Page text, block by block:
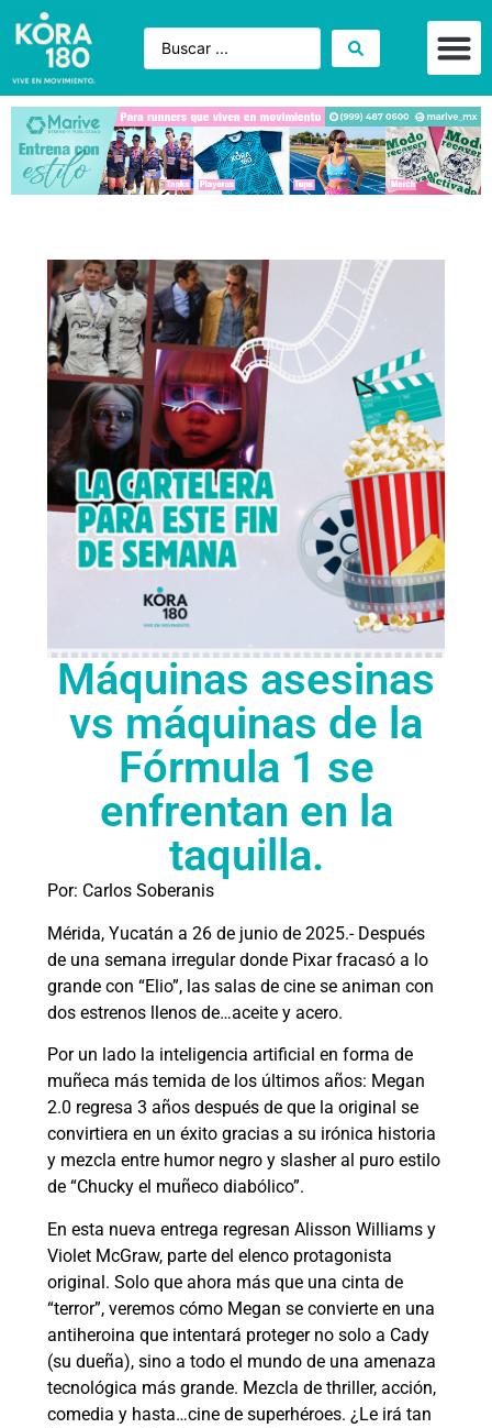
Máquinas asesinas
vs máquinas de la
Fórmula 1 se
enfrentan en la
taquilla.
Por: Carlos Soberanis
Mérida, Yucatán a 26 de junio de 2025.- Después
de una semana irregular donde Pixar fracasó a lo
grande con “Elio”, las salas de cine se animan con
dos estrenos llenos de…aceite y acero.
Por un lado la inteligencia artificial en forma de
muñeca más temida de los últimos años: Megan
2.0 regresa 3 años después de que la original se
convirtiera en un éxito gracias a su irónica historia
y mezcla entre humor negro y slasher al puro estilo
de “Chucky el muñeco diabólico”.
En esta nueva entrega regresan Alisson Williams y
Violet McGraw, parte del elenco protagonista
original. Solo que ahora más que una cinta de
“terror”, veremos cómo Megan se convierte en una
antiheroina que intentará proteger no solo a Cady
(su dueña), sino a todo el mundo de una amenaza
tecnológica más grande. Mezcla de thriller, acción,
comedia y hasta…cine de superhéroes. ¿Le irá tan